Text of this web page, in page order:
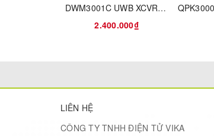
DWM3001C UWB XCVR MODULE
2.400.000₫
LIÊN HỆ
CÔNG TY TNHH ĐIỆN TỬ VIKA